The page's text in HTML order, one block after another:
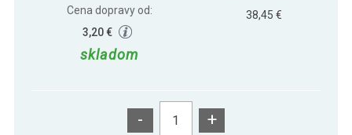
Cena dopravy od:
3,20 €
skladom
38,45 €
- +